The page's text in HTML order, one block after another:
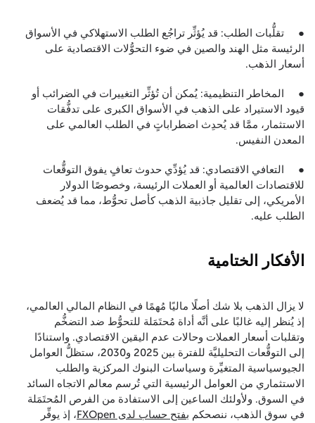
● تقلُّبات الطلب: قد يُؤثِّر تراجُع الطلب الاستهلاكي في الأسواق
الرئيسة مثل الهند والصين في ضوء التحوُّلات الاقتصادية على
أسعار الذهب.
● المخاطر التنظيمية: يُمكن أن تُؤثِّر التغييرات في الضرائب أو
قيود الاستيراد على الذهب في الأسواق الكبرى على تدفُّقات
الاستثمار، ممَّا قد يُحدِث اضطراباتٍ في الطلب العالمي على
المعدن النفيس.
● التعافي الاقتصادي: قد يُؤدِّي حدوث تعافٍ يفوق التوقُّعات
للاقتصادات العالمية أو العملات الرئيسة، وخصوصًا الدولار
الأمريكي، إلى تقليل جاذبية الذهب كأصل تحوُّط، مما قد يُضعف
الطلب عليه.
الأفكار الختامية
لا يزال الذهب بلا شك أصلًا ماليًا مُهمًا في النظام المالي العالمي،
إذ يُنظر إليه غالبًا على أنَّه أداة مُحتَمَلة للتحوُّط ضد التضخُّم
وتقلبات أسعار العملات وحالات عدم اليقين الاقتصادي. واستنادًا
إلى التوقُّعات التحليليَّة للفترة بين 2025 و2030، ستظلُّ العوامل
الجيوسياسية المتغيِّرة وسياسات البنوك المركزية والطلب
الاستثماري من العوامل الرئيسية التي تُرسم معالم الاتجاه السائد
في السوق. ولأولئك الساعين إلى الاستفادة من الفرص المُحتَمَلة
في سوق الذهب، ننصحكم بفتح حساب لدى FXOpen
، إذ يوفِّر